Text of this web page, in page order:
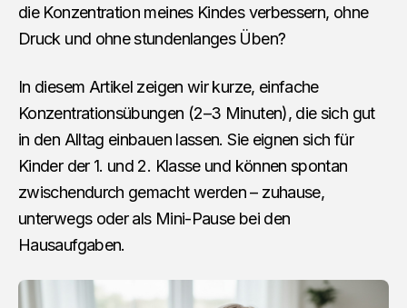
die Konzentration meines Kindes verbessern, ohne
Druck und ohne stundenlanges Üben?
In diesem Artikel zeigen wir kurze, einfache
Konzentrationsübungen (2–3 Minuten), die sich gut
in den Alltag einbauen lassen. Sie eignen sich für
Kinder der 1. und 2. Klasse und können spontan
zwischendurch gemacht werden – zuhause,
unterwegs oder als Mini-Pause bei den
Hausaufgaben.